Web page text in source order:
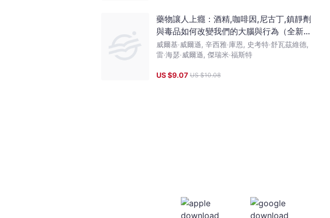
藥物讓人上癮：酒精,咖啡因,尼古丁,鎮靜劑
與毒品如何改變我們的大腦與行為（全新增
修版）
威爾基‧威爾遜, 辛西雅‧庫恩, 史考特‧舒瓦茲維德,
雷‧海瑟‧威爾遜, 傑瑞米‧福斯特
US $9.07 US $10.08